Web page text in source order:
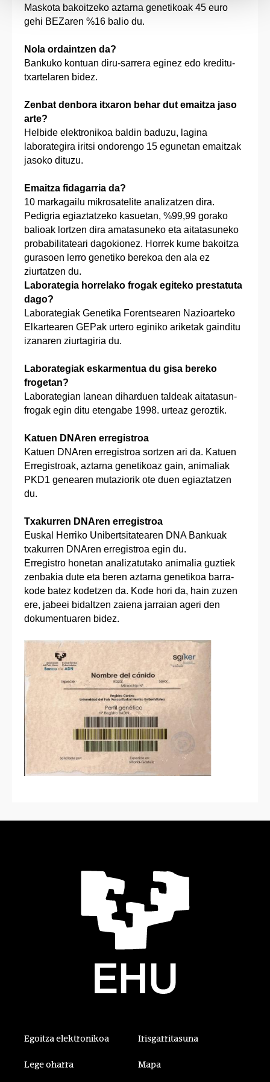
Maskota bakoitzeko aztarna genetikoak 45 euro
gehi BEZaren %16 balio du.
Nola ordaintzen da?
Bankuko kontuan diru-sarrera eginez edo kreditu-
txartelaren bidez.
Zenbat denbora itxaron behar dut emaitza jaso
arte?
Helbide elektronikoa baldin baduzu, lagina
laborategira iritsi ondorengo 15 egunetan emaitzak
jasoko dituzu.
Emaitza fidagarria da?
10 markagailu mikrosatelite analizatzen dira.
Pedigria egiaztatzeko kasuetan, %99,99 gorako
balioak lortzen dira amatasuneko eta aitatasuneko
probabilitateari dagokionez. Horrek kume bakoitza
gurasoen lerro genetiko berekoa den ala ez
ziurtatzen du.
Laborategia horrelako frogak egiteko prestatuta
dago?
Laborategiak Genetika Forentsearen Nazioarteko
Elkartearen GEPak urtero eginiko ariketak gainditu
izanaren ziurtagiria du.
Laborategiak eskarmentua du gisa bereko
frogetan?
Laborategian lanean diharduen taldeak aitatasun-
frogak egin ditu etengabe 1998. urteaz geroztik.
Katuen DNAren erregistroa
Katuen DNAren erregistroa sortzen ari da. Katuen
Erregistroak, aztarna genetikoaz gain, animaliak
PKD1 genearen mutaziorik ote duen egiaztatzen
du.
Txakurren DNAren erregistroa
Euskal Herriko Unibertsitatearen DNA Bankuak
txakurren DNAren erregistroa egin du.
Erregistro honetan analizatutako animalia guztiek
zenbakia dute eta beren aztarna genetikoa barra-
kode batez kodetzen da. Kode hori da, hain zuzen
ere, jabeei bidaltzen zaiena jarraian ageri den
dokumentuaren bidez.
Egoitza elektronikoa Irisgarritasuna
Lege oharra Mapa